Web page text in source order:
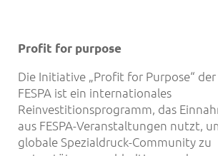
Profit for purpose
Die Initiative „Profit for Purpose“ der
FESPA ist ein internationales
Reinvestitionsprogramm, das
aus FESPA-Veranstaltungen nutzt,
globale Spezialdruck-Community zu